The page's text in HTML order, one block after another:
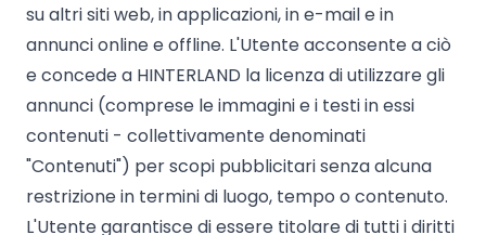
su altri siti web, in applicazioni, in e-mail e in
annunci online e offline. L'Utente acconsente a ciò
e concede a HINTERLAND la licenza di utilizzare gli
annunci (comprese le immagini e i testi in essi
contenuti - collettivamente denominati
"Contenuti") per scopi pubblicitari senza alcuna
restrizione in termini di luogo, tempo o contenuto.
L'Utente garantisce di essere titolare di tutti i diritti